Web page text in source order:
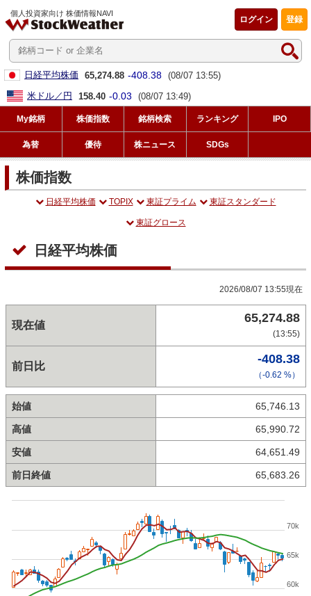
個人投資家向け 株価情報NAVI
登録
ログイン
日経平均株価 65,274.88 -408.38 (08/07 13:55)
米ドル／円
158.40 -0.03 (08/07 13:49)
My銘柄 株価指数 銘柄検索 ランキング IPO
為替 優待 株ニュース SDGs
株価指数
日経平均株価 TOPIX 東証プライム 東証スタンダード
東証グロース
日経平均株価
2026/08/07 13:55現在
現在値
65,274.88
(13:55)
前日比
-408.38
（-0.62 %）
始値 65,746.13
高値 65,990.72
安値 64,651.49
前日終値 65,683.26
60k
65k
70k